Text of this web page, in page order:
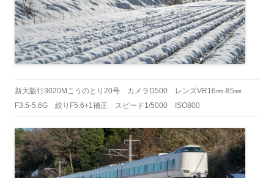
新大阪行3020Mこうのとり20号 カメラD500 レンズVR16㎜-85㎜
F3.5-5.6G 絞りF5.6+1補正 スピード1/5000 ISO800